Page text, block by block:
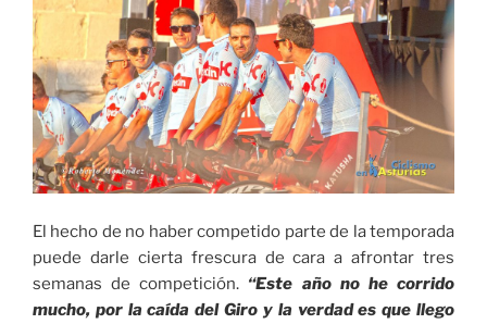
El hecho de no haber competido parte de la temporada
puede darle cierta frescura de cara a afrontar tres
semanas de competición. “Este año no he corrido
mucho, por la caída del Giro y la verdad es que llego